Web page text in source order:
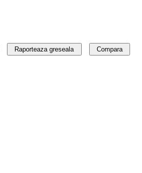
Raporteaza greseala Compara